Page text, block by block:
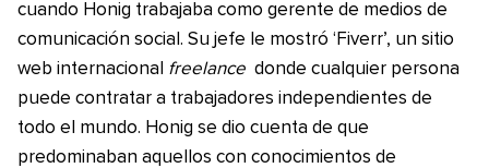
cuando Honig trabajaba como gerente de medios de
comunicación social. Su jefe le mostró ‘Fiverr’, un sitio
web internacional freelance donde cualquier persona
puede contratar a trabajadores independientes de
todo el mundo. Honig se dio cuenta de que
predominaban aquellos con conocimientos de